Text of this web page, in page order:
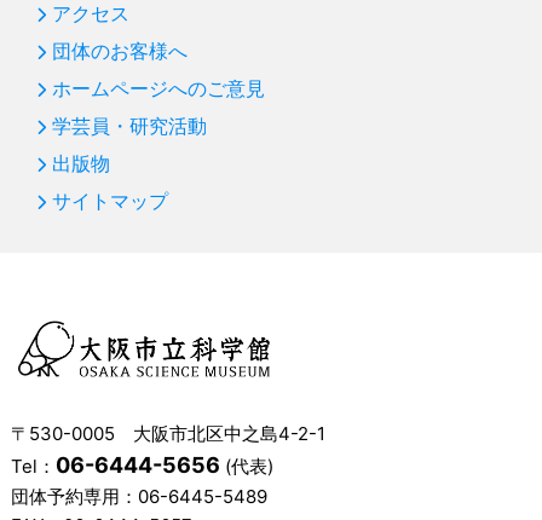
アクセス
団体のお客様へ
ホームページへのご意見
学芸員・研究活動
出版物
サイトマップ
〒530-0005 大阪市北区中之島4-2-1
Tel： 06-6444-5656 (代表)
団体予約専用： 06-6445-5489